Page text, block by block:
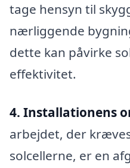
tage hensyn til
nærliggende
dette kan påvirke
effektivitet.
4. Installationens
arbejdet, der
solcellerne, er en